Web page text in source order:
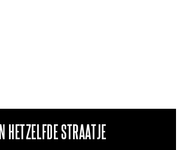
IN HETZELFDE STRAATJE